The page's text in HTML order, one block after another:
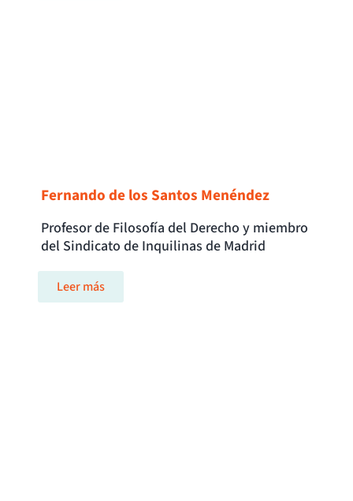
Fernando de los Santos Menéndez
Profesor de Filosofía del Derecho y miembro
del Sindicato de Inquilinas de Madrid
Leer más